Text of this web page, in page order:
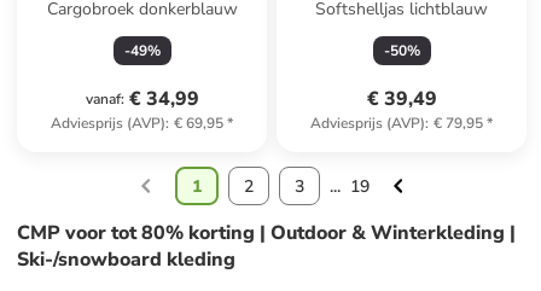
Cargobroek donkerblauw
-49%
vanaf: € 34,99
Adviesprijs (AVP): € 69,95*
Softshelljas lichtblauw
-50%
€ 39,49
Adviesprijs (AVP): € 79,95*
1 2 3 ... 19
CMP voor tot 80% korting | Outdoor & Winterkleding |
Ski-/snowboard kleding